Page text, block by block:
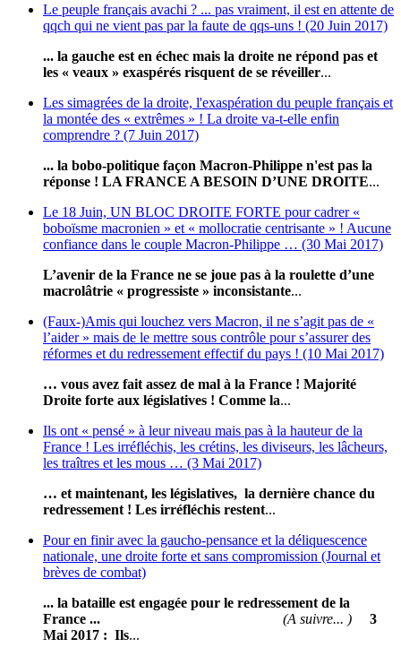
Le peuple français avachi ? ... pas vraiment, il est en attente de
qqch qui ne vient pas par la faute de qqs-uns ! (20 Juin 2017)
... la gauche est en échec mais la droite ne répond pas et
les « veaux » exaspérés risquent de se réveiller...
Les simagrées de la droite, l'exaspération du peuple français et
la montée des « extrêmes » ! La droite va-t-elle enfin
comprendre ? (7 Juin 2017)
... la bobo-politique façon Macron-Philippe n'est pas la
réponse ! LA FRANCE A BESOIN D’UNE DROITE...
Le 18 Juin, UN BLOC DROITE FORTE pour cadrer «
boboïsme macronien » et « mollocratie centrisante » ! Aucune
confiance dans le couple Macron-Philippe … (30 Mai 2017)
L’avenir de la France ne se joue pas à la roulette d’une
macrolâtrie « progressiste » inconsistante...
(Faux-)Amis qui louchez vers Macron, il ne s’agit pas de «
l’aider » mais de le mettre sous contrôle pour s’assurer des
réformes et du redressement effectif du pays ! (10 Mai 2017)
… vous avez fait assez de mal à la France ! Majorité
Droite forte aux législatives ! Comme la...
Ils ont « pensé » à leur niveau mais pas à la hauteur de la
France ! Les irréfléchis, les crétins, les diviseurs, les lâcheurs,
les traîtres et les mous … (3 Mai 2017)
… et maintenant, les législatives, la dernière chance du
redressement ! Les irréfléchis restent...
Pour en finir avec la gaucho-pensance et la déliquescence
nationale, une droite forte et sans compromission (Journal et
brèves de combat)
... la bataille est engagée pour le redressement de la
France ...
(A suivre... )
3
Mai 2017 : Ils...